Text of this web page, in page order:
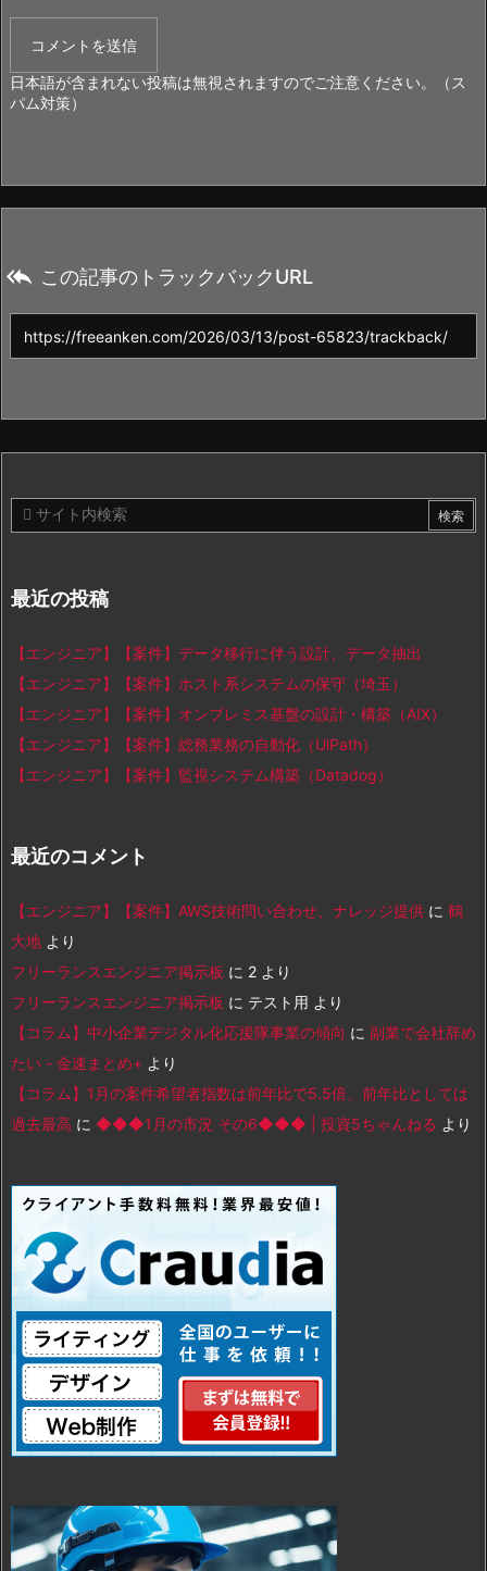
日本語が含まれない投稿は無視されますのでご注意ください。（ス
パム対策）
 この記事のトラックバックURL
最近の投稿
【エンジニア】【案件】データ移行に伴う設計、データ抽出
【エンジニア】【案件】ホスト系システムの保守（埼玉）
【エンジニア】【案件】オンプレミス基盤の設計・構築（AIX）
【エンジニア】【案件】総務業務の自動化（UiPath）
【エンジニア】【案件】監視システム構築（Datadog）
最近のコメント
【エンジニア】【案件】AWS技術問い合わせ、ナレッジ提供 に 鶴
大地 より
フリーランスエンジニア掲示板 に 2 より
フリーランスエンジニア掲示板 に テスト用 より
【コラム】中小企業デジタル化応援隊事業の傾向 に 副業で会社辞め
たい - 金速まとめ+ より
【コラム】1月の案件希望者指数は前年比で5.5倍、前年比としては
過去最高 に ◆◆◆1月の市況 その6◆◆◆ | 投資5ちゃんねる より